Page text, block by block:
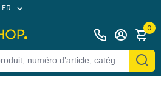
FR
0